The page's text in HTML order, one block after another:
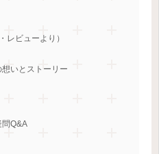
ビューより）
いとストーリー
Q&A